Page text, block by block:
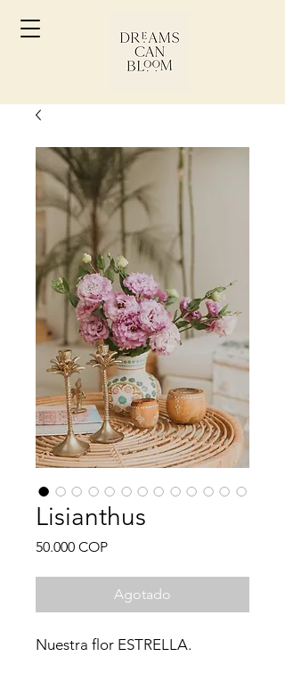
Lisianthus
50.000 COPPrecio
Agotado
Nuestra flor ESTRELLA.